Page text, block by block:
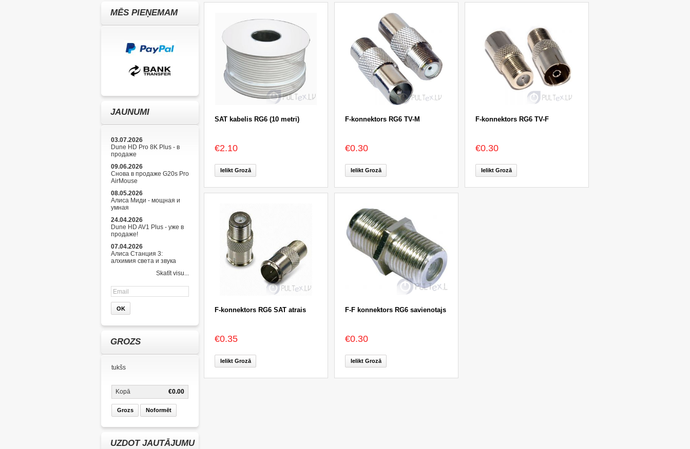
MĒS PIEŅEMAM
JAUNUMI
03.07.2026
Dune HD Pro 8K Plus - в
продаже
09.06.2026
Снова в продаже G20s Pro
AirMouse
08.05.2026
Алиса Миди - мощная и
умная
24.04.2026
Dune HD AV1 Plus - уже в
продаже!
07.04.2026
Алиса Станция 3:
алхимия света и звука
Skatīt visu...
GROZS
tukšs
€0.00
Kopā
Grozs Noformēt
UZDOT JAUTĀJUMU
SAT kabelis RG6 (10 metri)
€2.10
Ielikt Grozā
F-konnektors RG6 TV-M
€0.30
Ielikt Grozā
F-konnektors RG6 TV-F
€0.30
Ielikt Grozā
F-konnektors RG6 SAT atrais
€0.35
Ielikt Grozā
F-F konnektors RG6 savienotajs
€0.30
Ielikt Grozā